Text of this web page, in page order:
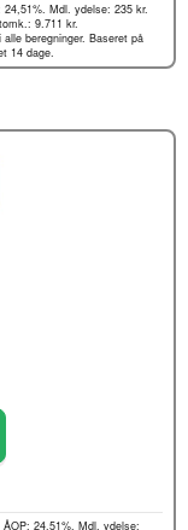
Mdl. ydelse: 235 kr.
9.711 kr.
beregninger. Baseret på
14 dage.
24,51%. Mdl. ydelse: